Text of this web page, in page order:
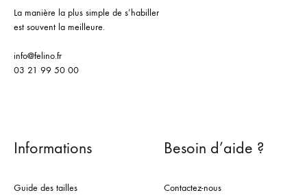
La manière la plus simple de s’habiller
est souvent la meilleure.
info@felino.fr
03 21 99 50 00
Informations
Guide des tailles
Besoin d’aide ?
Contactez-nous